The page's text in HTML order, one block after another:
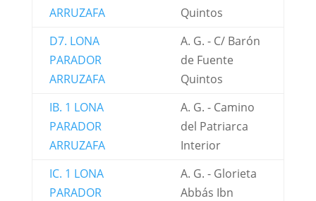
ARRUZAFA
Quintos
D7. LONA
PARADOR
ARRUZAFA
A. G. - C/ Barón
de Fuente
Quintos
IB. 1 LONA
PARADOR
ARRUZAFA
A. G. - Camino
del Patriarca
Interior
IC. 1 LONA
PARADOR
A. G. - Glorieta
Abbás Ibn